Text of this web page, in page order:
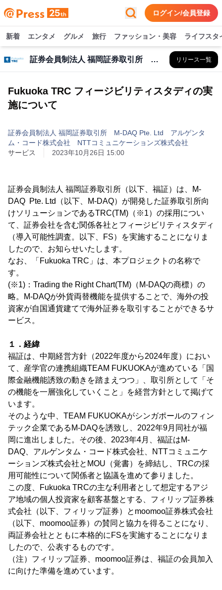
ログイン/会員登録
新着 エンタメ グルメ 旅行 ファッション・美容 ライフスタ
証券会員制法人 福岡証券取引所 M-DAQ Pte. Ltd アルゲンタム・コード株式会社 NTTコミュニケーションズ株式会社 リリース一覧
Fukuoka TRC フィージビリティスタディの実
施について
証券会員制法人 福岡証券取引所 M-DAQ Pte. Ltd アルゲンタ
ム・コード株式会社 NTTコミュニケーションズ株式会社
サービス
2023年10月26日 15:00
証券会員制法人 福岡証券取引所（以下、福証）は、M-
DAQ Pte. Ltd（以下、M-DAQ）が開発した証券取引所向
けソリューションであるTRC(TM)（※1）の採用につい
て、証券会社を含む関係各社とフィージビリティスタディ
（導入可能性調査。以下、FS）を実施することになりま
したので、お知らせいたします。
なお、「Fukuoka TRC」は、本プロジェクトの名称で
す。
(※1)：Trading the Right Chart(TM)（M-DAQの商標）の
略。M-DAQが外貨両替機能を提供することで、海外の投
資家が自国通貨建てで海外証券を取引することができるサ
ービス。
１．経緯
福証は、中期経営方針（2022年度から2024年度）におい
て、産学官の連携組織TEAM FUKUOKAが進めている「国
際金融機能誘致の動きを踏まえつつ」、取引所として「そ
の機能を一層強化していくこと」を経営方針として掲げて
います。
そのような中、TEAM FUKUOKAがシンガポールのフィン
テック企業であるM-DAQを誘致し、2022年9月同社が福
岡に進出しました。その後、2023年4月、福証はM-
DAQ、アルゲンタム・コード株式会社、NTTコミュニケ
ーションズ株式会社とMOU（覚書）を締結し、TRCの採
用可能性について関係者と協議を進めて参りました。
この度、Fukuoka TRCの主な利用者として想定するアジ
ア地域の個人投資家を顧客基盤とする、フィリップ証券株
式会社（以下、フィリップ証券）とmoomoo証券株式会社
（以下、moomoo証券）の賛同と協力を得ることになり、
両証券会社とともに本格的にFSを実施することになりま
したので、公表するものです。
（注）フィリップ証券、moomoo証券は、福証の会員加入
に向けた準備を進めています。